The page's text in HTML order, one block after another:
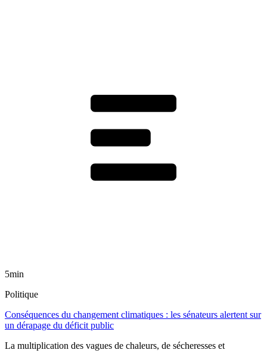
5min
Politique
Conséquences du changement climatiques : les sénateurs alertent sur
un dérapage du déficit public
La multiplication des vagues de chaleurs, de sécheresses et